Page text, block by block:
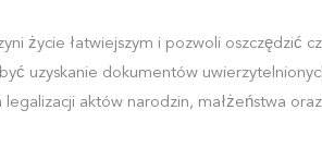
życie łatwiejszym i pozwoli oszczędzić
uzyskanie dokumentów
aktów narodzin, małżeństwa